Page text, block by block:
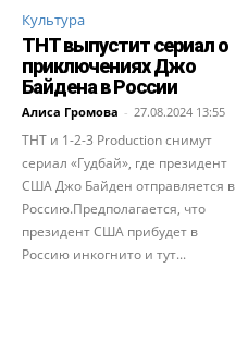
Культура
ТНТ выпустит сериал о
приключениях Джо
Байдена в России
Алиса Громова - 27.08.2024 13:55
ТНТ и 1-2-3 Production снимут
сериал «Гудбай», где президент
США Джо Байден отправляется в
Россию.Предполагается, что
президент США прибудет в
Россию инкогнито и тут...